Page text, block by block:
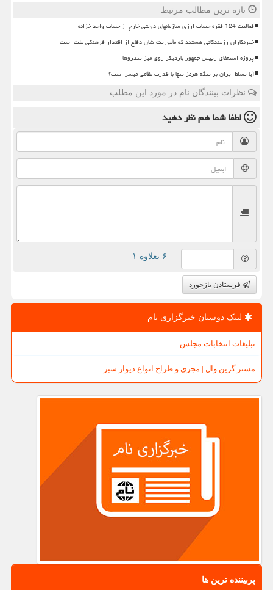
تازه ترین مطالب مرتبط
فعالیت 124 فقره حساب ارزی سازمانهای دولتی خارج از حساب واحد خزانه
خبرنگاران رزمندگانی هستند که مأموریت شان دفاع از اقتدار فرهنگی ملت است
پروژه استعفای رییس جمهور باردیگر روی میز تندروها
آیا تسلط ایران بر تنگه هرمز تنها با قدرت نظامی میسر است؟
نظرات بینندگان نام در مورد این مطلب
لطفا شما همنظر دهید
= ۶ بعلاوه ۱
فرستادن بازخورد
لینک دوستان خبرگزاری نام
تبلیغات انتخابات مجلس
مستر گرین وال | مجری و طراح انواع دیوار سبز
پربیننده ترین ها